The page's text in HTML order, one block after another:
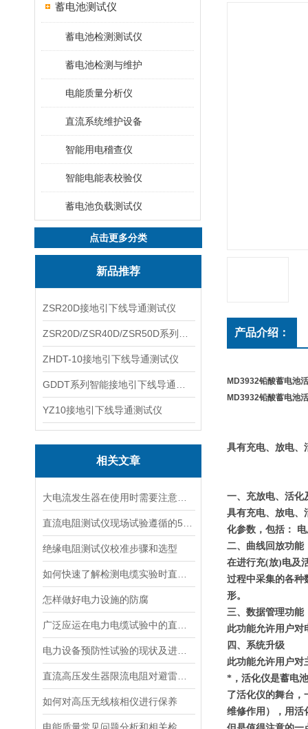
蓄电池测试仪
蓄电池检测测试仪
蓄电池检测与维护
电能质量分析仪
直流系统维护设备
智能用电稽查仪
智能电能表校验仪
蓄电池负载测试仪
点击更多分类
新品推荐
ZSR20D接地引下线导通测试仪
ZHDT-10接地引下线导通测试仪
YZ10接地引下线导通测试仪
相关文章
绝缘电阻测试仪校准步骤和选型
怎样做好电力设施的防腐
如何对高压无线核相仪进行保养
产品介绍：
MD3932铅酸蓄电池
MD3932铅酸蓄电池
具有充电、放电、
一、充放电、活化
具有充电、放电、
化参数，包括：
二、曲线回放功能
在进行充(放)电及
过程中采集的各种
形。
三、数据管理功能
此功能允许用户对
四、系统升级
此功能允许用户对
*，活化仪是蓄电
了活化仪的舞台，
维修作用），用活